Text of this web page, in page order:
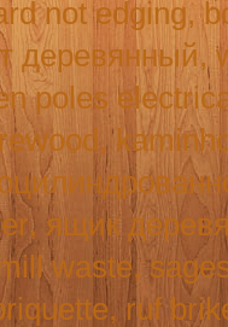
not edging,
деревянный,
poles
,
, ящик
waste,
, ruf